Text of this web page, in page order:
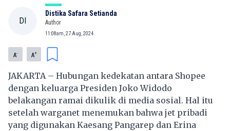
DI
Distika Safara Setianda
Author
11:08am, 27 Aug, 2024
A- A+
JAKARTA – Hubungan kedekatan antara Shopee
dengan keluarga Presiden Joko Widodo
belakangan ramai dikulik di media sosial. Hal itu
setelah warganet menemukan bahwa jet pribadi
yang digunakan Kaesang Pangarep dan Erina